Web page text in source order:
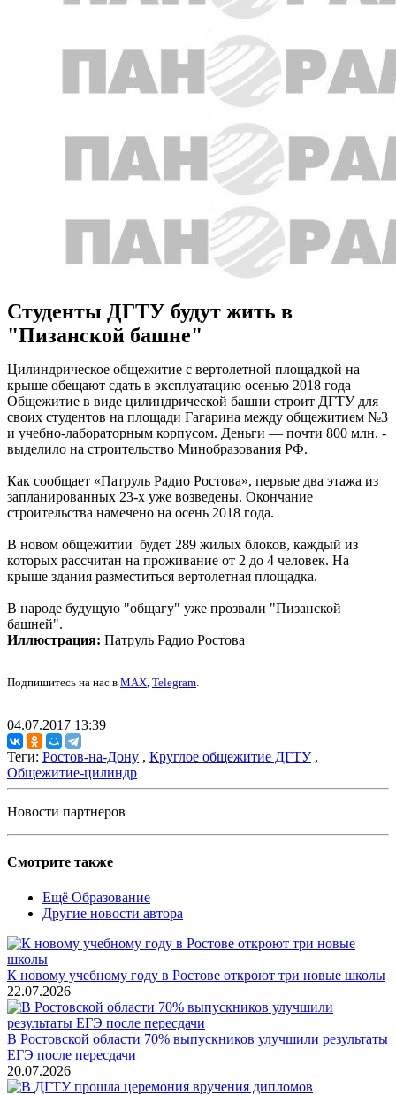
Студенты ДГТУ будут жить в
"Пизанской башне"
Цилиндрическое общежитие с вертолетной площадкой на
крыше обещают сдать в эксплуатацию осенью 2018 года
Общежитие в виде цилиндрической башни строит ДГТУ для
своих студентов на площади Гагарина между общежитием №3
и учебно-лабораторным корпусом. Деньги — почти 800 млн. -
выделило на строительство Минобразования РФ.
Как сообщает «Патруль Радио Ростова», первые два этажа из
запланированных 23-х уже возведены. Окончание
строительства намечено на осень 2018 года.
В новом общежитии будет 289 жилых блоков, каждый из
которых рассчитан на проживание от 2 до 4 человек. На
крыше здания разместиться вертолетная площадка.
В народе будущую "общагу" уже прозвали "Пизанской
башней".
Иллюстрация: Патруль Радио Ростова
Подпишитесь на нас в MAX, Telegram.
04.07.2017 13:39
Теги: Ростов-на-Дону , Круглое общежитие ДГТУ,
Общежитие-цилиндр
Новости партнеров
Смотрите также
Ещё Образование
Другие новости автора
К новому учебному году в Ростове откроют три новые школы
22.07.2026
В Ростовской области 70% выпускников улучшили результаты
ЕГЭ после пересдачи
20.07.2026